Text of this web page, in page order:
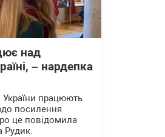
над
– нардепка
України працюють
посилення
це повідомила
Рудик.